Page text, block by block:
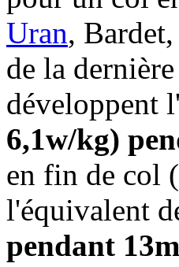
Uran,
de la
développent
6,1w/kg)
en fin de col
l'équivalent
pendant